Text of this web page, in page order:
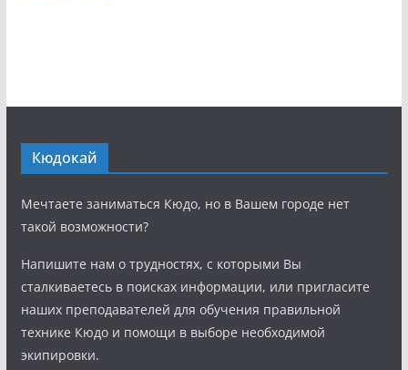
Кюдокай
Мечтаете заниматься Кюдо, но в Вашем городе нет
такой возможности?
Напишите нам о трудностях, с которыми Вы
сталкиваетесь в поисках информации, или пригласите
наших преподавателей для обучения правильной
технике Кюдо и помощи в выборе необходимой
экипировки.